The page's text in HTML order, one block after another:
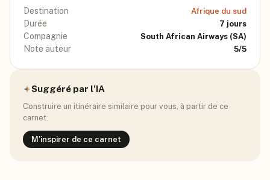
Destination Afrique du sud
Durée 7 jours
Compagnie South African Airways (SA)
Note auteur 5/5
Suggéré par l'IA
Construire un itinéraire similaire pour vous, à partir de ce
carnet.
M'inspirer de ce carnet